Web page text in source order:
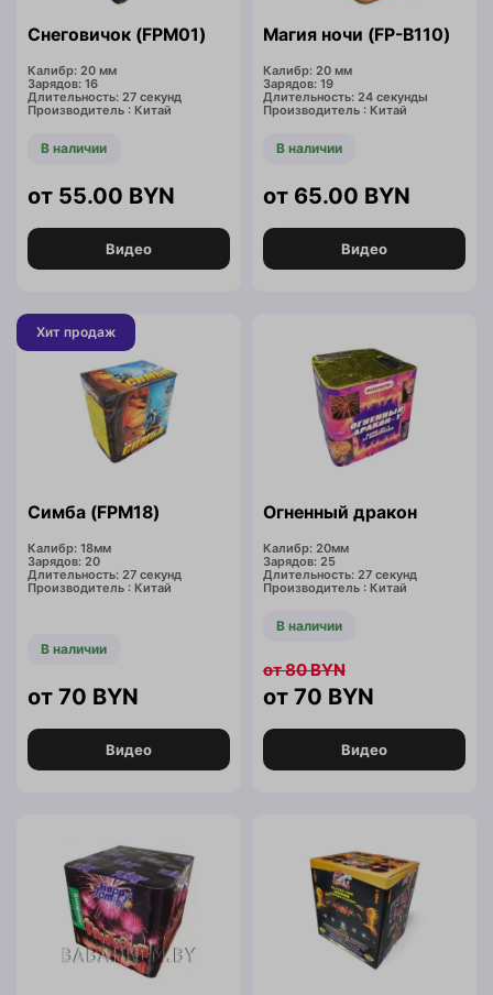
Снеговичок (FPM01)
Калибр: 20 мм
Зарядов: 16
Длительность: 27 секунд
Производитель : Китай
В наличии
55.00 BYN
Видео
Магия ночи (FP-B110)
Калибр: 20 мм
Зарядов: 19
Длительность: 24 секунды
Производитель : Китай
В наличии
65.00 BYN
Видео
Хит продаж
Симба (FPM18)
Калибр: 18мм
Зарядов: 20
Длительность: 27 секунд
Производитель : Китай
В наличии
70 BYN
Видео
Огненный дракон
Калибр: 20мм
Зарядов: 25
Длительность: 27 секунд
Производитель : Китай
В наличии
70 BYN
80BYN
Видео